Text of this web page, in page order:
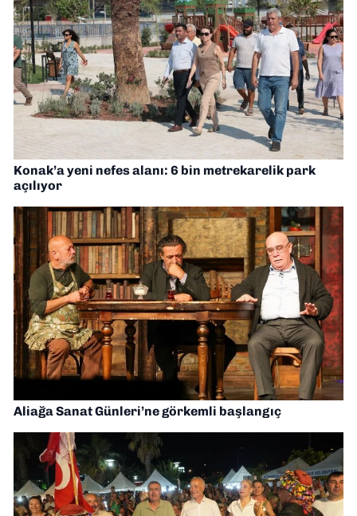
Konak’a yeni nefes alanı: 6 bin metrekarelik park
açılıyor
Aliağa Sanat Günleri’ne görkemli başlangıç